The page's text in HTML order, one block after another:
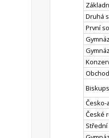
Druhá
První
Česko-
České
Střední